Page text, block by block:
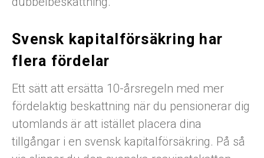
Svensk kapitalförsäkring har
flera fördelar
Ett sätt att ersätta 10-årsregeln med mer
fördelaktig beskattning när du pensionerar dig
utomlands är att istället placera dina
tillgångar i en svensk kapitalförsäkring. På så